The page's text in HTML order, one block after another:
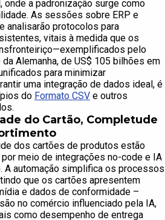
a padronização surge como
As sessões sobre ERP e
analisarão protocolos para
vitais à medida que os
pelo
Alemanha, de US$ 105 bilhões em
para minimizar
uma integração de dados ideal, é
do Formato CSV e outros
do Cartão, Completude
dos cartões de produtos estão
meio de integrações no-code e IA
A automação simplifica os processos
que os cartões apresentem
e dados de conformidade –
no comércio influenciado pela IA,
como desempenho de entrega